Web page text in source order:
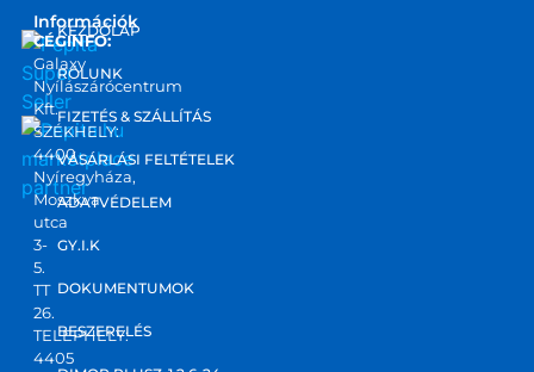
marketplace
partner
Információk
CÉGINFO:
Galaxy
Nyílászárócentrum
Kft.
SZÉKHELY:
4400
Nyíregyháza,
Moszkva
utca
3-
5.
TT
26.
TELEPHELY:
4405
KEZDŐLAP
RÓLUNK
FIZETÉS & SZÁLLÍTÁS
VÁSÁRLÁSI FELTÉTELEK
ADATVÉDELEM
GY.I.K
DOKUMENTUMOK
BESZERELÉS